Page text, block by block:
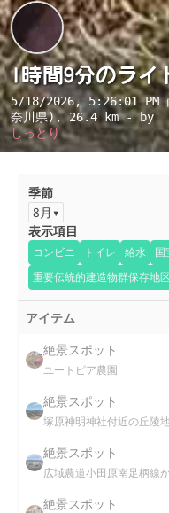
1時間9分のライ
5/18/2026, 5:26:01 PM
奈川県), 26.4 km - by
しっとり
季節
8月
表示項目
コンビニ トイレ 給水
国
重要伝統的建造物群保存地区
アイテム
絶景スポット
ユートピア農園
絶景スポット
塚原神明神社付近の丘陵
絶景スポット
広域農道小田原南足柄線
絶景スポット